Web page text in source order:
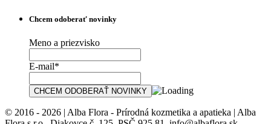
Chcem odoberať novinky
Meno a priezvisko
E-mail*
© 2016 - 2026 | Alba Flora - Prírodná kozmetika a apatieka | Alba